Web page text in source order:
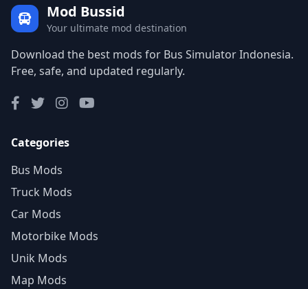
Mod Bussid
Your ultimate mod destination
Download the best mods for Bus Simulator Indonesia.
Free, safe, and updated regularly.
Categories
Bus Mods
Truck Mods
Car Mods
Motorbike Mods
Unik Mods
Map Mods